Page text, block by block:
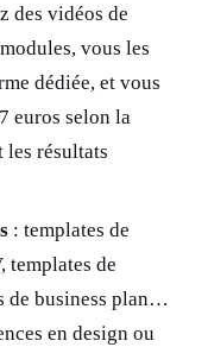
des vidéos de
vous les
dédiée, et vous
euros selon la
les résultats
: templates de
templates de
de business plan…
en design ou